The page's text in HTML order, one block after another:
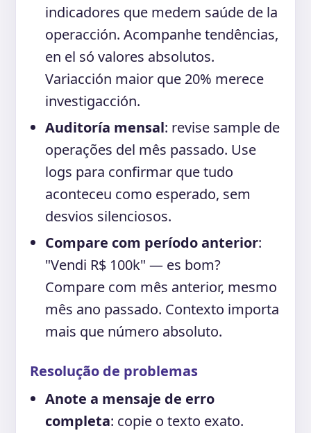
indicadores que medem saúde de la
operacción. Acompanhe tendências,
en el só valores absolutos.
Variacción maior que 20% merece
investigacción.
Auditoría mensal: revise sample de
operações del mês passado. Use
logs para confirmar que tudo
aconteceu como esperado, sem
desvios silenciosos.
Compare com período anterior:
"Vendi R$ 100k" — es bom?
Compare com mês anterior, mesmo
mês ano passado. Contexto importa
mais que número absoluto.
Resolução de problemas
Anote a mensaje de erro
completa: copie o texto exato.